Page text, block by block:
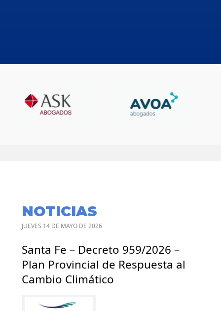
NOTICIAS
JUEVES 14 DE MAYO DE 2026
Santa Fe – Decreto 959/2026 –
Plan Provincial de Respuesta al
Cambio Climático